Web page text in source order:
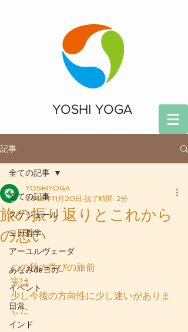
YOSHI YOGA
記事
全ての記事
スケジュール
ヨガ哲学
アーユルヴェーダ
あなみdeヨガ
イベント
日常
インド
全ての記事
旅の振り返りとこれから
の思い
YOSHIYOGA
2019年11月20日 読了時間: 2分
この秋の学びの旅前
実は
少し今後の方向性に少し迷いがありま
した